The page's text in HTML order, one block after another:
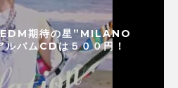
EDM期待の星”MILANO
バムCDは５００円！